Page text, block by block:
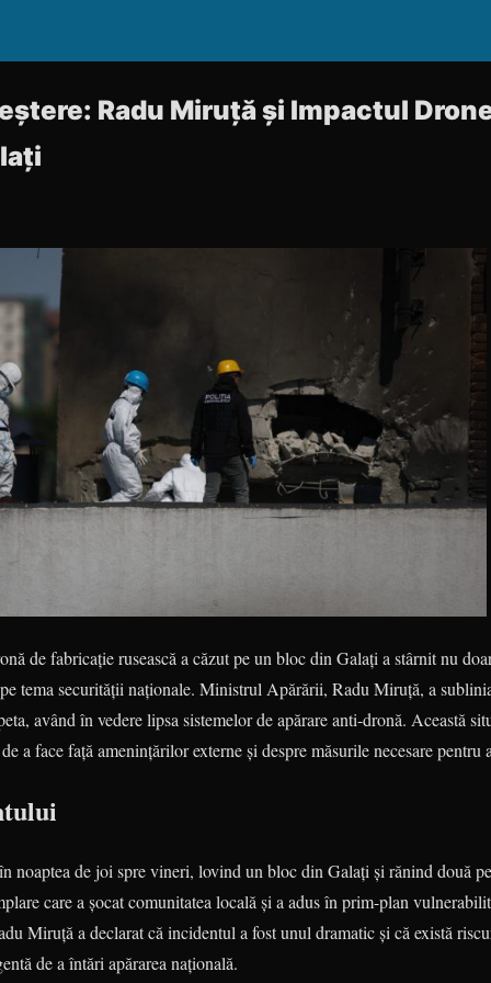
Radu Miruță și Impactul
de fabricație rusească a căzut pe un bloc din Galați a stârnit nu
tema securității naționale. Ministrul Apărării, Radu Miruță, a
având în vedere lipsa sistemelor de apărare anti-dronă. Această
a face față amenințărilor externe și despre măsurile necesare pentru
noaptea de joi spre vineri, lovind un bloc din Galați și rănind două
care a șocat comunitatea locală și a adus în prim-plan
Miruță a declarat că incidentul a fost unul dramatic și că există
de a întări apărarea națională.